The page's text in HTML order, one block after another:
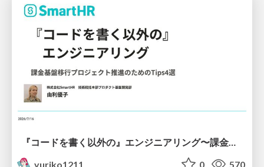
yuriko1211
0 570